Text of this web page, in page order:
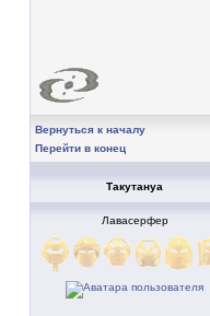
Вернуться к началу
Перейти в конец
Такутануа
Лавасерфер